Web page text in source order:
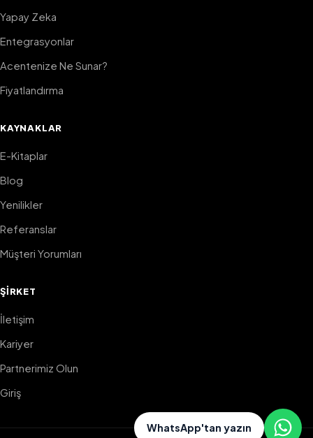
Yapay Zeka
Entegrasyonlar
Acentenize Ne Sunar?
Fiyatlandırma
KAYNAKLAR
E-Kitaplar
Blog
Yenilikler
Referanslar
Müşteri Yorumları
ŞIRKET
İletişim
Kariyer
Partnerimiz Olun
Giriş
WhatsApp'tan yazın